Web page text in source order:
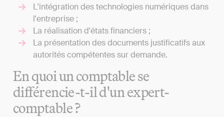
L'intégration des technologies numériques dans
l'entreprise ;
La réalisation d'états financiers ;
La présentation des documents justificatifs aux
autorités compétentes sur demande.
En quoi un comptable se
différencie-t-il d'un expert-
comptable ?